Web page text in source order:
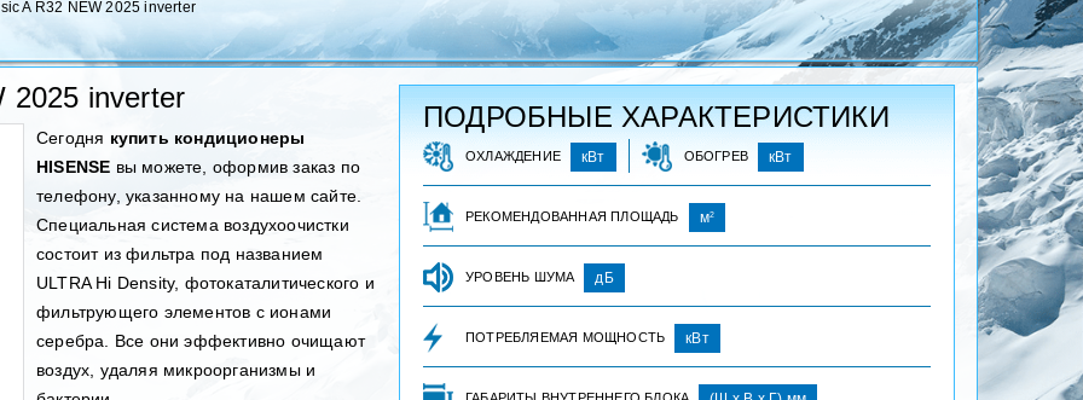
A R32 NEW 2025 inverter
2025 inverter
Сегодня купить кондиционеры
HISENSE вы можете, оформив заказ по
телефону, указанному на нашем сайте.
Специальная система воздухоочистки
состоит из фильтра под названием
ULTRA Hi Density, фотокаталитического и
фильтрующего элементов с ионами
серебра. Все они эффективно очищают
воздух, удаляя микроорганизмы и
ПОДРОБНЫЕ ХАРАКТЕРИСТИКИ
ОХЛАЖДЕНИЕ кВт ОБОГРЕВ кВт
РЕКОМЕНДОВАННАЯ ПЛОЩАДЬ м2
УРОВЕНЬ ШУМА дБ
ПОТРЕБЛЯЕМАЯ МОЩНОСТЬ кВт